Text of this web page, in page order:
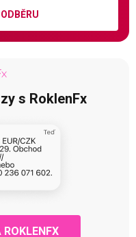
s RoklenFx